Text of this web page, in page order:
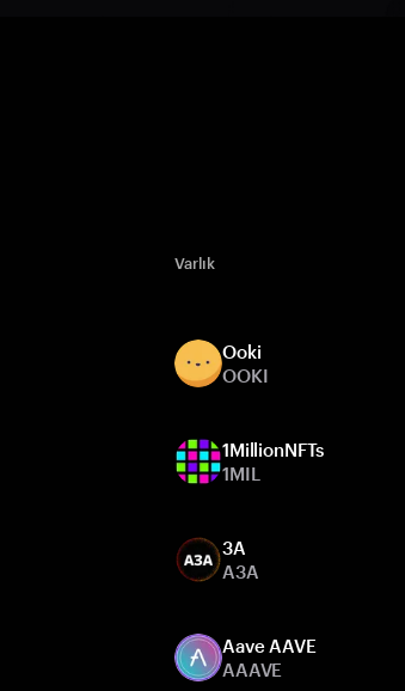
Varlık
Ooki
OOKI
1MillionNFTs
1MIL
3A
A3A
Aave AAVE
AAAVE